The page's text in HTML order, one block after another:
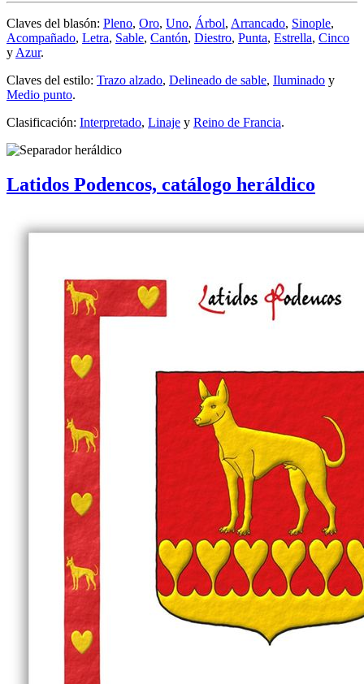
Claves del blasón: Pleno, Oro, Uno, Árbol, Arrancado, Sinople,
Acompañado, Letra, Sable, Cantón, Diestro, Punta, Estrella, Cinco
y Azur.
Claves del estilo: Trazo alzado, Delineado de sable, Iluminado y
Medio punto.
Clasificación: Interpretado, Linaje y Reino de Francia.
Latidos Podencos, catálogo heráldico